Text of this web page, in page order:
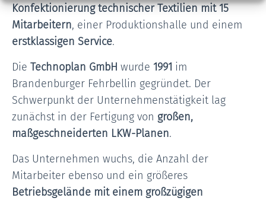
Konfektionierung technischer Textilien mit 15
Mitarbeitern, einer Produktionshalle und einem
erstklassigen Service.
Die Technoplan GmbH wurde 1991 im
Brandenburger Fehrbellin gegründet. Der
Schwerpunkt der Unternehmenstätigkeit lag
zunächst in der Fertigung von großen,
maßgeschneiderten LKW-Planen.
Das Unternehmen wuchs, die Anzahl der
Mitarbeiter ebenso und ein größeres
Betriebsgelände mit einem großzügigen